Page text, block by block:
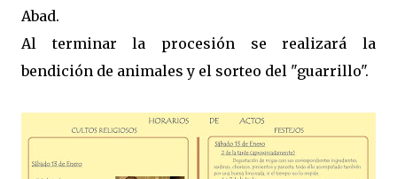
Abad.
Al terminar la procesión se realizará la
bendición de animales y el sorteo del "guarrillo".